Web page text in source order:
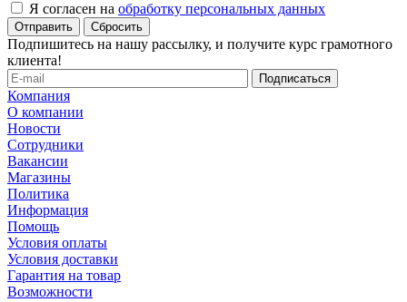
Я согласен на обработку персональных данных
Сбросить
Подпишитесь на нашу рассылку, и получите курс грамотного
клиента!
Компания
О компании
Новости
Сотрудники
Вакансии
Магазины
Политика
Информация
Помощь
Условия оплаты
Условия доставки
Гарантия на товар
Возможности